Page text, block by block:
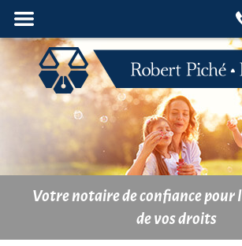
Votre notaire de confiance pour
de vos droits